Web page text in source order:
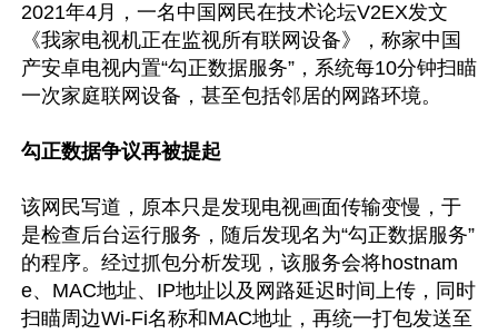
2021年4月，一名中国网民在技术论坛V2EX发文
《我家电视机正在监视所有联网设备》，称家中国
产安卓电视内置“勾正数据服务”，系统每10分钟扫瞄
一次家庭联网设备，甚至包括邻居的网路环境。
勾正数据争议再被提起
该网民写道，原本只是发现电视画面传输变慢，于
是检查后台运行服务，随后发现名为“勾正数据服务”
的程序。经过抓包分析发现，该服务会将hostnam
e、MAC地址、IP地址以及网路延迟时间上传，同时
扫瞄周边Wi-Fi名称和MAC地址，再统一打包发送至